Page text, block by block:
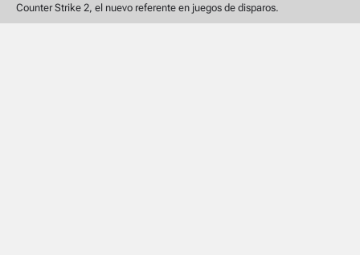
Counter Strike 2, el nuevo referente en juegos de disparos.